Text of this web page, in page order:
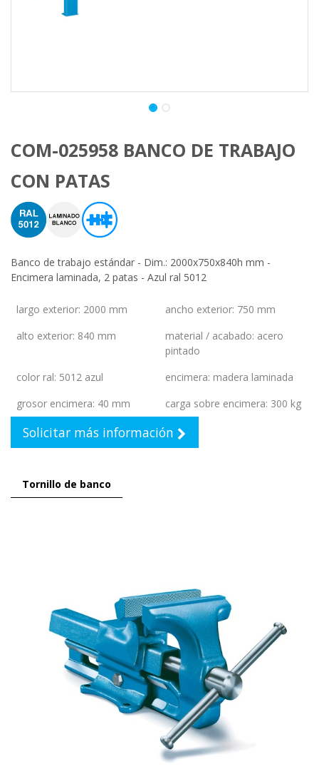
COM-025958 BANCO DE TRABAJO
CON PATAS
Banco de trabajo estándar - Dim.: 2000x750x840h mm -
Encimera laminada, 2 patas - Azul ral 5012
largo exterior: 2000 mm ancho exterior: 750 mm
alto exterior: 840 mm material / acabado: acero
pintado
color ral: 5012 azul encimera: madera laminada
grosor encimera: 40 mm carga sobre encimera: 300 kg
Solicitar más información
Tornillo de banco